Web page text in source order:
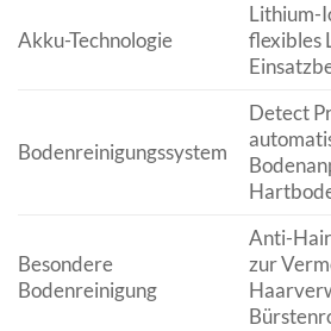
Akku-Technologie
Lithium-
flexibles
Bodenreinigungssystem
Detect
Besondere
Bodenreinigung
Anti-
zur